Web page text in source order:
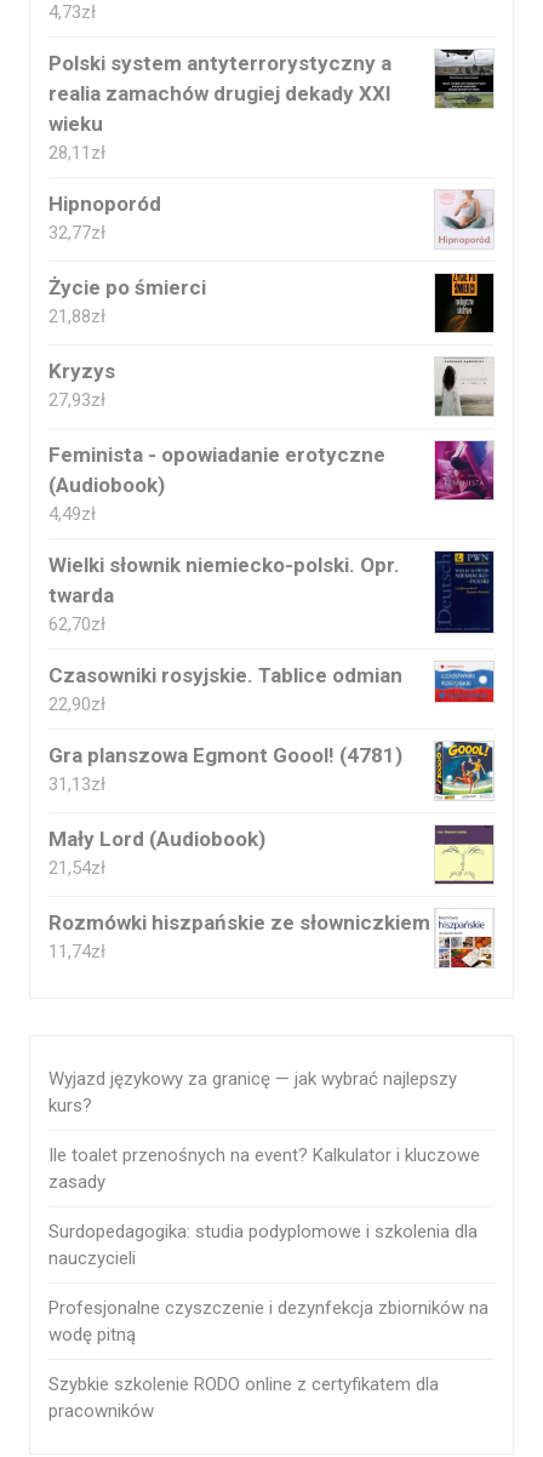
4,73zł
Polski system antyterrorystyczny a
realia zamachów drugiej dekady XXI
wieku
28,11 zł
Hipnoporód
32,77zł
Życie po śmierci
21,88zł
Kryzys
27,93zł
Feminista - opowiadanie erotyczne
(Audiobook)
4,49zł
Wielki słownik niemiecko-polski. Opr.
twarda
62,70zł
Czasowniki rosyjskie. Tablice odmian
22,90zł
Gra planszowa Egmont Goool! (4781)
31,13zł
Mały Lord (Audiobook)
21,54zł
Rozmówki hiszpańskie ze słowniczkiem
11,74zł
Wyjazd językowy za granicę — jak wybrać najlepszy
kurs?
Ile toalet przenośnych na event? Kalkulator i kluczowe
zasady
Surdopedagogika: studia podyplomowe i szkolenia dla
nauczycieli
Profesjonalne czyszczenie i dezynfekcja zbiorników na
wodę pitną
Szybkie szkolenie RODO online z certyfikatem dla
pracowników